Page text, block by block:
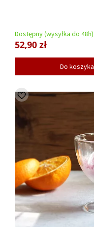
Dostępny (wysyłka do 48h)
52,90 zł
Do koszyka